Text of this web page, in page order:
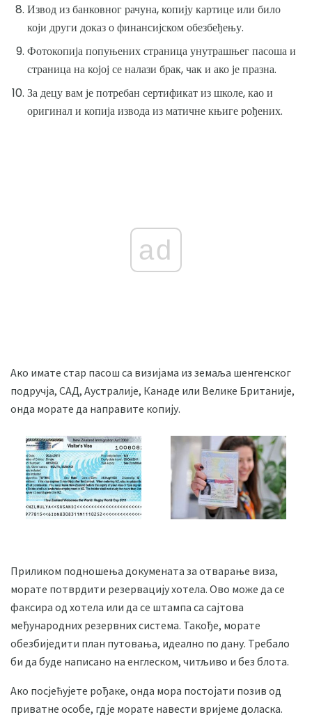
Извод из банковног рачуна, копију картице или било
који други доказ о финансијском обезбеђењу.
Фотокопија попуњених страница унутрашњег пасоша и
страница на којој се налази брак, чак и ако је празна.
За децу вам је потребан сертификат из школе, као и
оригинал и копија извода из матичне књиге рођених.
ad
Ако имате стар пасош са визијама из земаља шенгенског
подручја, САД, Аустралије, Канаде или Велике Британије,
онда морате да направите копију.
Приликом подношења докумената за отварање виза,
морате потврдити резервацију хотела. Ово може да се
факсира од хотела или да се штампа са сајтова
међународних резервних система. Такође, морате
обезбиједити план путовања, идеално по дану. Требало
би да буде написано на енглеском, читљиво и без блота.
Ако посјећујете рођаке, онда мора постојати позив од
приватне особе, гдје морате навести вријеме доласка.